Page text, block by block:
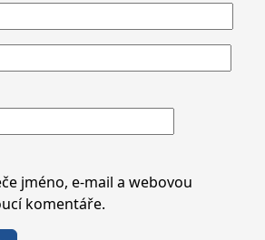
jméno, e-mail a webovou
komentáře.